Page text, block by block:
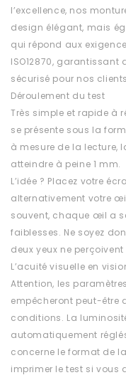
l’excellence, nos
design élégant, mais
qui répond aux
ISO12870,
sécurisé pour nos
Déroulement du test
Très simple et rapide à
se présente sous la
à mesure de la lecture,
atteindre à peine 1 mm.
L’idée ? Placez votre
alternativement votre
souvent, chaque œil a
faiblesses. Ne soyez
deux yeux ne
L’acuité visuelle en
Attention, les
empêcheront peut-être
conditions. La
automatiquement
concerne le format de
imprimer le test si vous